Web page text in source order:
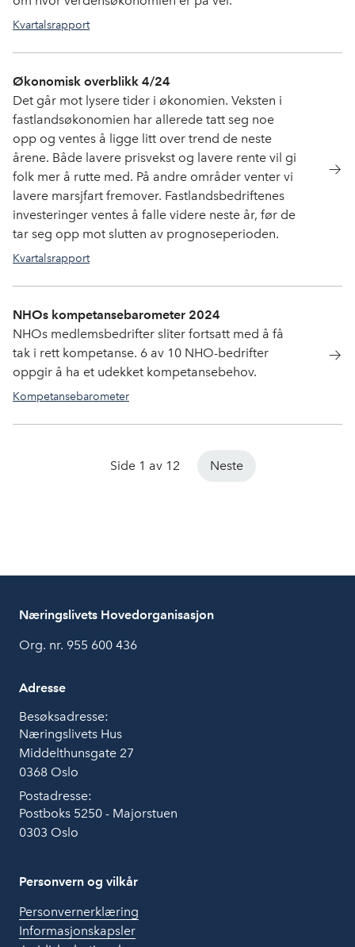
Kvartalsrapport
Økonomisk overblikk 4/24
Det går mot lysere tider i økonomien. Veksten i
fastlandsøkonomien har allerede tatt seg noe
opp og ventes å ligge litt over trend de neste
årene. Både lavere prisvekst og lavere rente vil gi
folk mer å rutte med. På andre områder venter vi
lavere marsjfart fremover. Fastlandsbedriftenes
investeringer ventes å falle videre neste år, før de
tar seg opp mot slutten av prognoseperioden.
Kvartalsrapport
NHOs kompetansebarometer 2024
NHOs medlemsbedrifter sliter fortsatt med å få
tak i rett kompetanse. 6 av 10 NHO-bedrifter
oppgir å ha et udekket kompetansebehov.
Kompetansebarometer
Side 1 av 12 Neste
Næringslivets Hovedorganisasjon
Org. nr. 955 600 436
Adresse
Besøksadresse:
Næringslivets Hus
Middelthunsgate 27
0368 Oslo
Postadresse:
Postboks 5250 - Majorstuen
0303 Oslo
Personvern og vilkår
Personvernerklæring
Informasjonskapsler